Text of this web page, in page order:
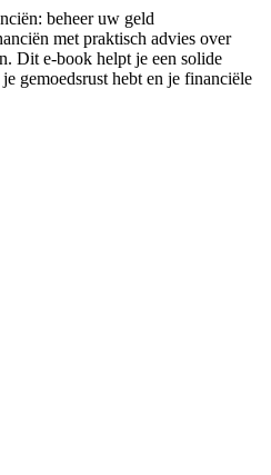
beheer uw geld
met praktisch advies over
Dit e-book helpt je een solide
gemoedsrust hebt en je financiële